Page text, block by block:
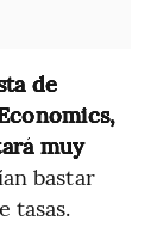
de
muy
bastar
tasas.